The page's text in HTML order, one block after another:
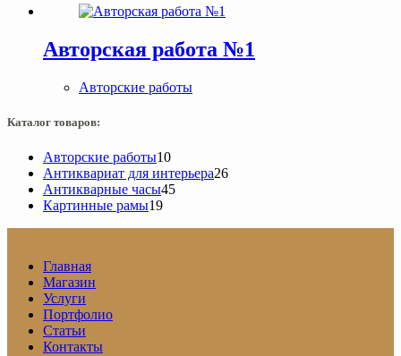
Авторская работа №1
Авторские работы
Каталог товаров:
Авторские работы1010
товаров
Антиквариат для интерьера2626
Антикварные часы4545
Картинные рамы1919
Главная
Магазин
Услуги
Портфолио
Статьи
Контакты